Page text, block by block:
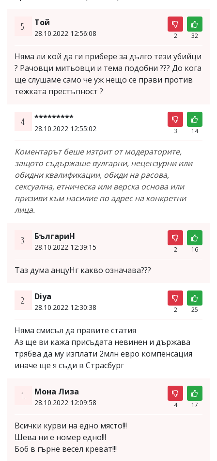
5. Той
28.10.2022 12:56:08 2 32
Няма ли кой да ги прибере за дълго тези убийци
? Рачовци митьовци и тема подобни ??? До кога
ще слушаме само че уж нещо се прави против
тежката престъпност ?
4. *********
28.10.2022 12:55:02 3 14
Коментарът беше изтрит от модераторите,
защото съдържаше вулгарни, нецензурни или
обидни квалификации, обиди на расова,
сексуална, етническа или верска основа или
призиви към насилие по адрес на конкретни
лица.
3. БългариН
28.10.2022 12:39:15 2 16
Таз дума анцуНг какво означава???
2. Diya
28.10.2022 12:30:38 2 25
Няма смисъл да правите статия
Аз ще ви кажа присъдата невинен и държава
трябва да му изплати 2млн евро компенсация
иначе ще я съди в Страсбург
1. Мона Лиза
28.10.2022 12:09:58 4 17
Всички курви на едно място!!!
Шева ни е номер едно!!!
Боб в гърне весел креват!!!